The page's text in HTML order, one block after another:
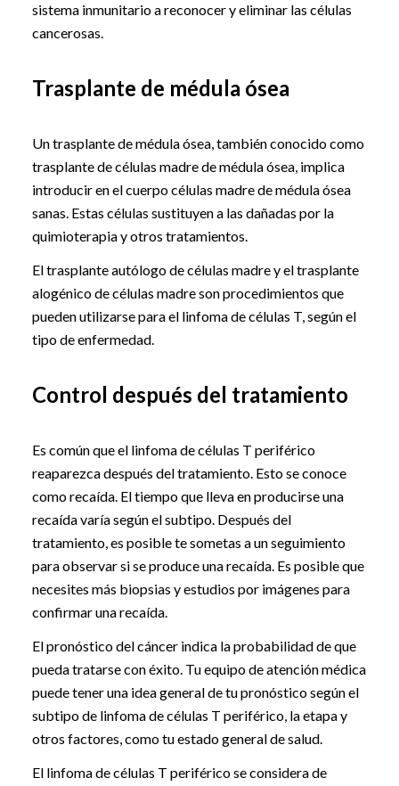
sistema inmunitario a reconocer y eliminar las células
cancerosas.
Trasplante de médula ósea
Un trasplante de médula ósea, también conocido como
trasplante de células madre de médula ósea, implica
introducir en el cuerpo células madre de médula ósea
sanas. Estas células sustituyen a las dañadas por la
quimioterapia y otros tratamientos.
El trasplante autólogo de células madre y el trasplante
alogénico de células madre son procedimientos que
pueden utilizarse para el linfoma de células T, según el
tipo de enfermedad.
Control después del tratamiento
Es común que el linfoma de células T periférico
reaparezca después del tratamiento. Esto se conoce
como recaída. El tiempo que lleva en producirse una
recaída varía según el subtipo. Después del
tratamiento, es posible te sometas a un seguimiento
para observar si se produce una recaída. Es posible que
necesites más biopsias y estudios por imágenes para
confirmar una recaída.
El pronóstico del cáncer indica la probabilidad de que
pueda tratarse con éxito. Tu equipo de atención médica
puede tener una idea general de tu pronóstico según el
subtipo de linfoma de células T periférico, la etapa y
otros factores, como tu estado general de salud.
El linfoma de células T periférico se considera de